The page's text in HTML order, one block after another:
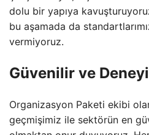
dolu bir yapıya
bu aşamada da
vermiyoruz.
Güvenilir ve
Organizasyon Paketi ekibi
geçmişimiz ile sektörün en